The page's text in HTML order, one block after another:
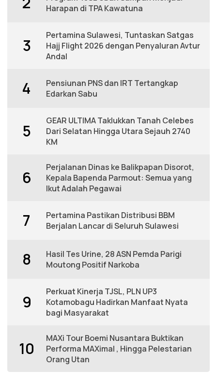
Harapan di TPA Kawatuna
3
Pertamina Sulawesi, Tuntaskan Satgas
Hajj Flight 2026 dengan Penyaluran Avtur
Andal
4
Pensiunan PNS dan IRT Tertangkap
Edarkan Sabu
5
GEAR ULTIMA Taklukkan Tanah Celebes
Dari Selatan Hingga Utara Sejauh 2740
KM
6
Perjalanan Dinas ke Balikpapan Disorot,
Kepala Bapenda Parmout: Semua yang
Ikut Adalah Pegawai
7
Pertamina Pastikan Distribusi BBM
Berjalan Lancar di Seluruh Sulawesi
8
Hasil Tes Urine, 28 ASN Pemda Parigi
Moutong Positif Narkoba
9
Perkuat Kinerja TJSL, PLN UP3
Kotamobagu Hadirkan Manfaat Nyata
bagi Masyarakat
10
MAXi Tour Boemi Nusantara Buktikan
Performa MAXimal , Hingga Pelestarian
Orang Utan